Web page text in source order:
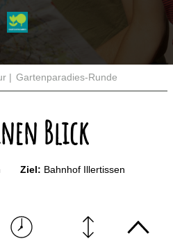
Gartenparadies-Runde
Blick
Ziel: Bahnhof Illertissen